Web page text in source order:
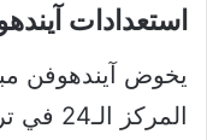
استعدادات
يخوض آيندهوفن